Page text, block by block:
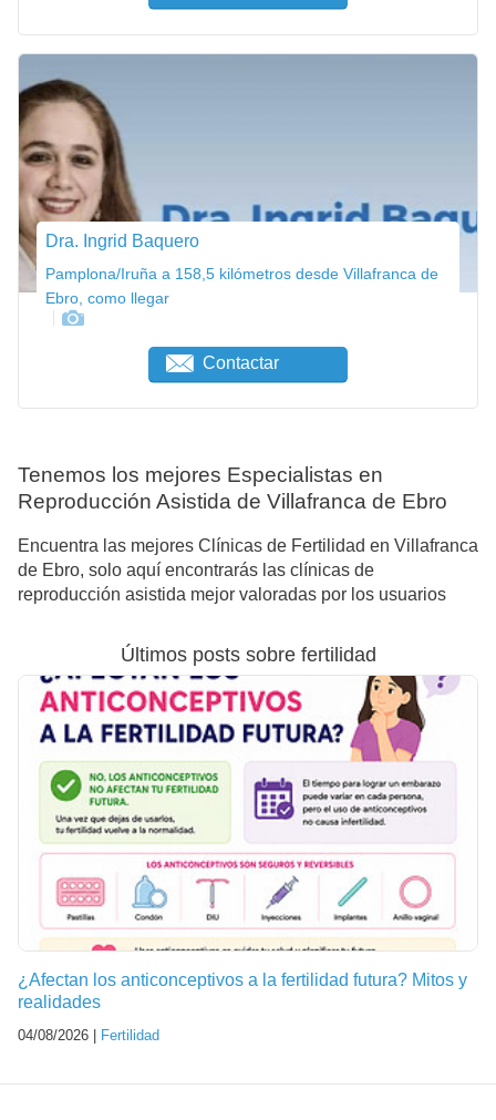
Dra. Ingrid Baquero
Pamplona/Iruña a 158,5 kilómetros desde Villafranca de
Ebro, como llegar
Contactar
Tenemos los mejores Especialistas en
Reproducción Asistida de Villafranca de Ebro
Encuentra las mejores Clínicas de Fertilidad en Villafranca
de Ebro, solo aquí encontrarás las clínicas de
reproducción asistida mejor valoradas por los usuarios
Últimos posts sobre fertilidad
¿Afectan los anticonceptivos a la fertilidad futura? Mitos y
realidades
04/08/2026 | Fertilidad